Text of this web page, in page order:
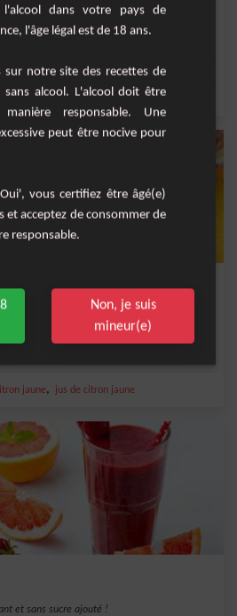
sangria fait avec une base de vin blanc sec
,poivre
jaune, jus de citron jaune
et sans sucre ajouté !
l'alcool dans votre pays de
l'âge légal est de 18 ans.
sur notre site des recettes de
sans alcool. L'alcool doit être
responsable. Une
peut être nocive pour
vous certifiez être âgé(e)
et acceptez de consommer de
responsable.
Non, je suis
mineur(e)